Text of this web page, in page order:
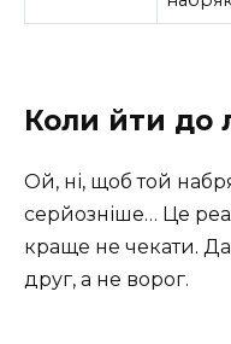
Коли йти до
Ой, ні, щоб той
серйозніше… Це
краще не чекати.
друг, а не ворог.